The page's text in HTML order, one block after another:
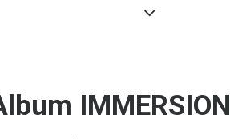
IMMERSION